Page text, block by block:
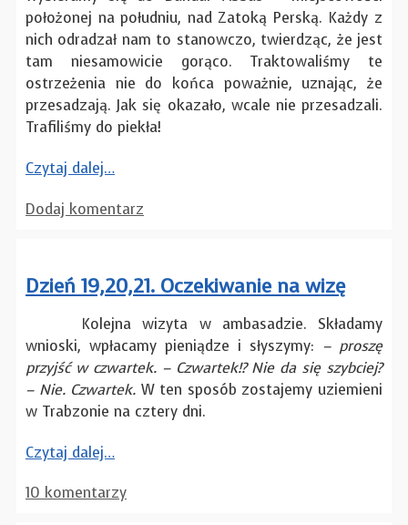
położonej na południu, nad Zatoką Perską. Każdy z
nich odradzał nam to stanowczo, twierdząc, że jest
tam niesamowicie gorąco. Traktowaliśmy te
ostrzeżenia nie do końca poważnie, uznając, że
przesadzają. Jak się okazało, wcale nie przesadzali.
Trafiliśmy do piekła!
Czytaj dalej…
Dodaj komentarz
Dzień 19,20,21. Oczekiwanie na wizę
Kolejna wizyta w ambasadzie. Składamy
wnioski, wpłacamy pieniądze i słyszymy: – proszę
przyjść w czwartek. – Czwartek!? Nie da się szybciej?
– Nie. Czwartek. W ten sposób zostajemy uziemieni
w Trabzonie na cztery dni.
Czytaj dalej…
10 komentarzy